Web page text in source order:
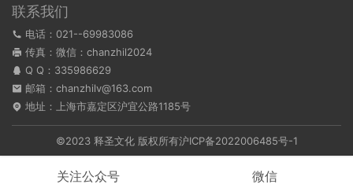
联系我们
电话：021--69983086
传真：微信：chanzhil2024
Q Q： 335986629
邮箱：chanzhilv@163.com
地址：上海市嘉定区沪宜公路1185号
©2023 释圣文化 版权所有沪ICP备2022006485号-1
关注公众号 微信